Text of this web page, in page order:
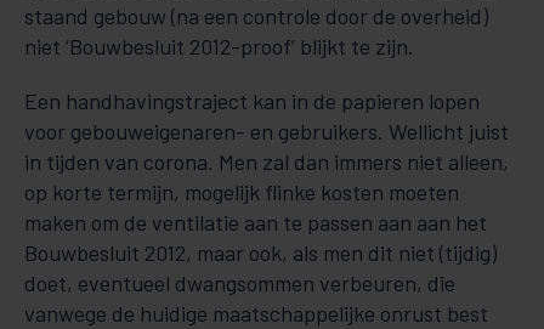
staand gebouw (na een controle door de overheid)
niet ‘Bouwbesluit 2012-proof’ blijkt te zijn.
Een handhavingstraject kan in de papieren lopen
voor ge­bouw­­eigenaren- en gebruikers. Wellicht juist
in tijden van corona. Men zal dan immers niet alleen,
op korte termijn, mogelijk flinke kosten moeten
maken om de ventilatie aan te passen aan aan het
Bouw­be­sluit 2012, maar ook, als men dit niet (tijdig)
doet, eventueel dwangsommen verbeuren, die
vanwege de hui­­­­dige maat­schap­pelijke onrust best